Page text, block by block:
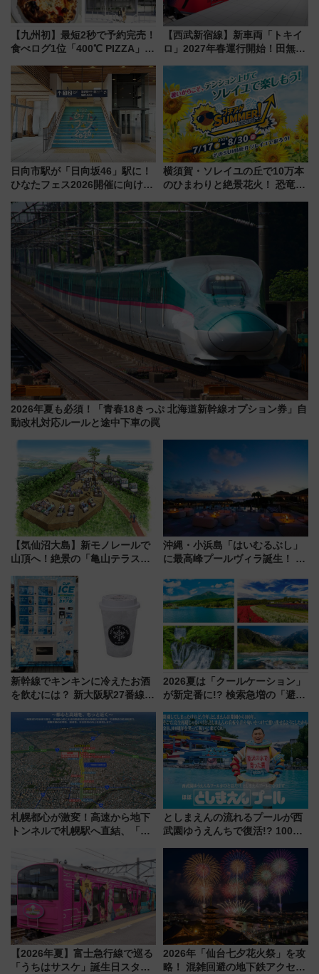
【九州初】最短2秒で予約完売！
食べログ1位「400℃ PIZZA」が
プン。もつ鍋風など限定メニュ
ーも
【西武新宿線】新車両「トキイ
ロ」2027年春運行開始！田無・
日向市駅が「日向坂46」駅に！
ひなたフェス2026開催に向けJR
全力応援 夜行列車「ドリーム
おひさま号」も走る
横須賀・ソレイユの丘で10万本
のひまわりと絶景花火！ 恐竜や
帰りお出かけ最新情報（2026年
7月17日～開催）
2026年夏も必須！「青春18きっぷ 北海道新幹線オプション券」自
動改札対応ルールと途中下車の罠
【気仙沼大島】新モノレールで
山頂へ！絶景の「亀山テラス
暇村のお得な日帰りプランも登
場
沖縄・小浜島「はいむるぶし」
に最高峰プールヴィラ誕生！ 石
美旅「何もしない贅沢」を体験
してみない？
新幹線でキンキンに冷えたお酒
を飲むには？ 新大阪駅27番線ホ
レス「カップ氷」専用自販機が
話題！
2026夏は「クールケーション」
が新定番に!? 検索急増の「避暑
と移動を楽しむ、電車で行くお
すすめ観光情報も
札幌都心が激変！高速から地下
トンネルで札幌駅へ直結、「創
から本格着工、延長4.8km整備
事業の全貌
としまえんの流れるプールが西
武園ゆうえんちで復活!? 100周
イダー」に注目 2026年夏は所
沢へ遊びに行こう
【2026年夏】富士急行線で巡る
「うちはサスケ」誕生日スタン
2026年「仙台七夕花火祭」を攻
略！ 混雑回避の地下鉄アクセス